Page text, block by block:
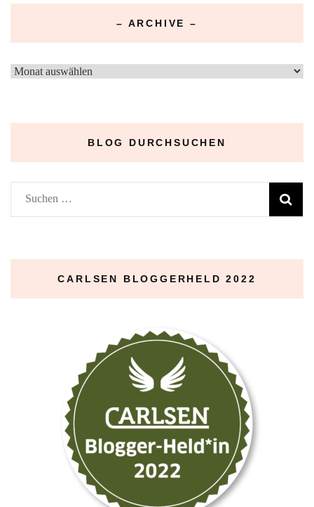
– ARCHIVE –
–
BLOG DURCHSUCHEN
Suchen
nach:
CARLSEN BLOGGERHELD 2022